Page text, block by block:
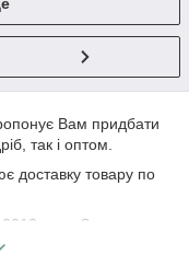
Вам придбати
так і оптом.
доставку товару по
року. За роки
завоював